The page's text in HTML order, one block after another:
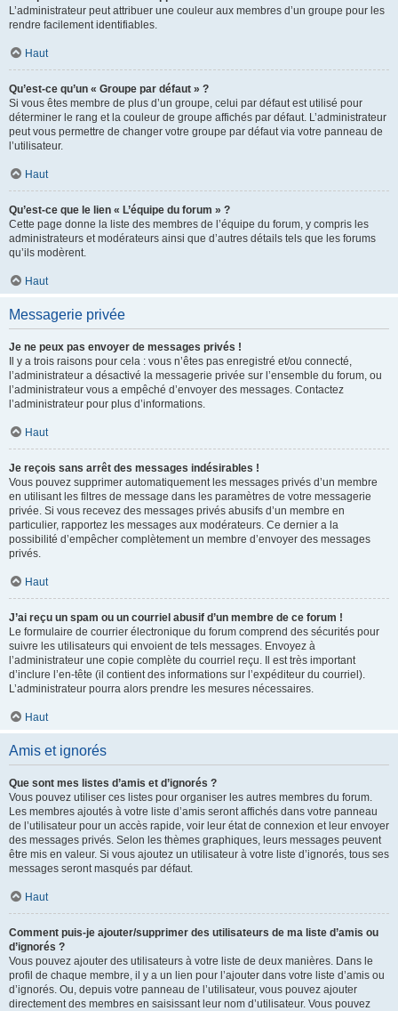
L’administrateur peut attribuer une couleur aux membres d’un groupe pour les
rendre facilement identifiables.
Haut
Qu’est-ce qu’un « Groupe par défaut » ?
Si vous êtes membre de plus d’un groupe, celui par défaut est utilisé pour
déterminer le rang et la couleur de groupe affichés par défaut. L’administrateur
peut vous permettre de changer votre groupe par défaut via votre panneau de
l’utilisateur.
Haut
Qu’est-ce que le lien « L’équipe du forum » ?
Cette page donne la liste des membres de l’équipe du forum, y compris les
administrateurs et modérateurs ainsi que d’autres détails tels que les forums
qu’ils modèrent.
Haut
Messagerie privée
Je ne peux pas envoyer de messages privés !
Il y a trois raisons pour cela : vous n’êtes pas enregistré et/ou connecté,
l’administrateur a désactivé la messagerie privée sur l’ensemble du forum, ou
l’administrateur vous a empêché d’envoyer des messages. Contactez
l’administrateur pour plus d’informations.
Haut
Je reçois sans arrêt des messages indésirables !
Vous pouvez supprimer automatiquement les messages privés d’un membre
en utilisant les filtres de message dans les paramètres de votre messagerie
privée. Si vous recevez des messages privés abusifs d’un membre en
particulier, rapportez les messages aux modérateurs. Ce dernier a la
possibilité d’empêcher complètement un membre d’envoyer des messages
privés.
Haut
J’ai reçu un spam ou un courriel abusif d’un membre de ce forum !
Le formulaire de courrier électronique du forum comprend des sécurités pour
suivre les utilisateurs qui envoient de tels messages. Envoyez à
l’administrateur une copie complète du courriel reçu. Il est très important
d’inclure l’en-tête (il contient des informations sur l’expéditeur du courriel).
L’administrateur pourra alors prendre les mesures nécessaires.
Haut
Amis et ignorés
Que sont mes listes d’amis et d’ignorés ?
Vous pouvez utiliser ces listes pour organiser les autres membres du forum.
Les membres ajoutés à votre liste d’amis seront affichés dans votre panneau
de l’utilisateur pour un accès rapide, voir leur état de connexion et leur envoyer
des messages privés. Selon les thèmes graphiques, leurs messages peuvent
être mis en valeur. Si vous ajoutez un utilisateur à votre liste d’ignorés, tous ses
messages seront masqués par défaut.
Haut
Comment puis-je ajouter/supprimer des utilisateurs de ma liste d’amis ou
d’ignorés ?
Vous pouvez ajouter des utilisateurs à votre liste de deux manières. Dans le
profil de chaque membre, il y a un lien pour l’ajouter dans votre liste d’amis ou
d’ignorés. Ou, depuis votre panneau de l’utilisateur, vous pouvez ajouter
directement des membres en saisissant leur nom d’utilisateur. Vous pouvez